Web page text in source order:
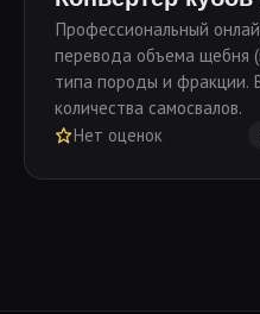
Профессиональный
перевода объема щебня
типа породы и фракции.
количества самосвалов.
Нет оценок